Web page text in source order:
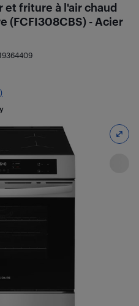
friture à l'air chaud
(FCFI308CBS) - Acier